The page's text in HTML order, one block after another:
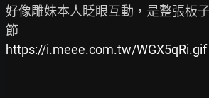
好像雕妹本人眨眼互動，是整張板
https://i.meee.com.tw/WGX5qRi.gif